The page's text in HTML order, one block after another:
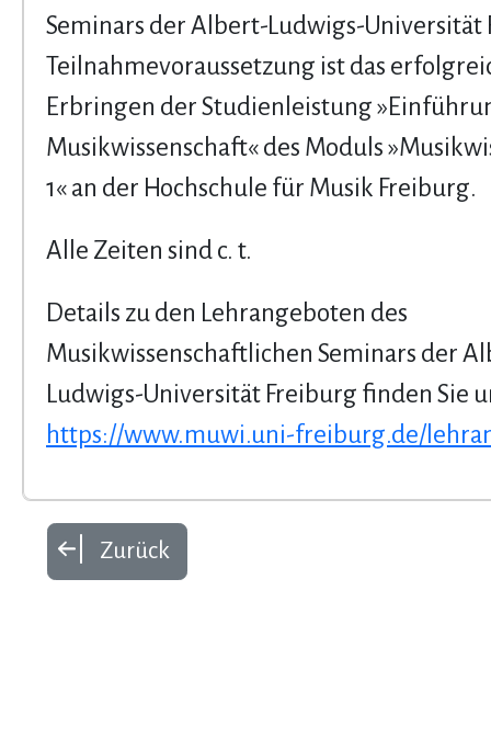
Seminars der Albert-Ludwigs-Universität
Teilnahmevoraussetzung ist das
Erbringen der Studienleistung
Musikwissenschaft« des Moduls
1« an der Hochschule für Musik Freiburg.
Alle Zeiten sind c. t.
Details zu den Lehrangeboten des
Musikwissenschaftlichen Seminars der
Ludwigs-Universität Freiburg finden Sie
https://www.muwi.uni-freiburg.de/